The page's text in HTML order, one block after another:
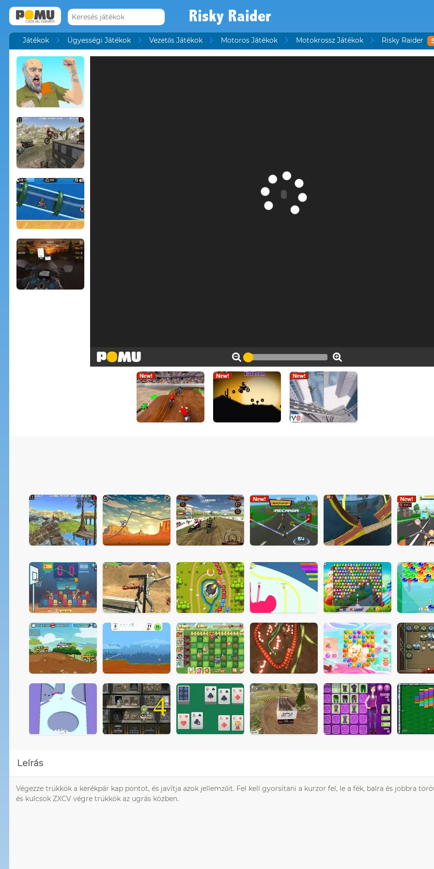
Risky Raider
Játékok Ügyességi Játékok Vezetős Játékok Motoros Játékok Motokrossz Játékok Risky Raider 5
4
Leírás
Végezze trükkök a kerékpár kap pontot, és javítja azok jellemzőit. Fel kell gyorsítani a kurzor fel, le a fék, balra és jobbra
és kulcsok ZXCV végre trükkök az ugrás közben.